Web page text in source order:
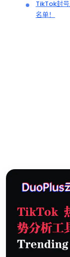
TikTok封
名单！